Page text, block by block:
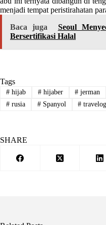
menjadi tempat peristirahatan
Baca juga
Seoul
Bersertifikasi Halal
Tags
#hijab #hijaber # jerman
#rusia #Spanyol #
SHARE